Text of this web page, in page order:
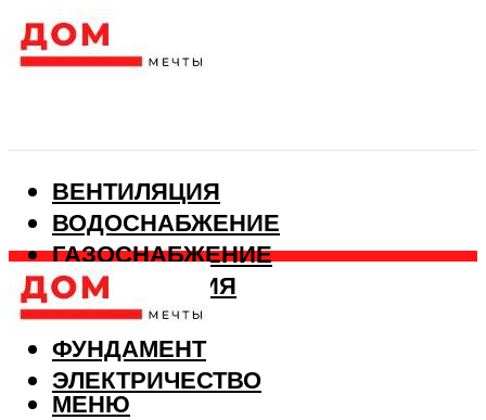
ВЕНТИЛЯЦИЯ
ВОДОСНАБЖЕНИЕ
ГАЗОСНАБЖЕНИЕ
КАНАЛИЗАЦИЯ
ОТОПЛЕНИЕ
ФУНДАМЕНТ
ЭЛЕКТРИЧЕСТВО
МЕНЮ